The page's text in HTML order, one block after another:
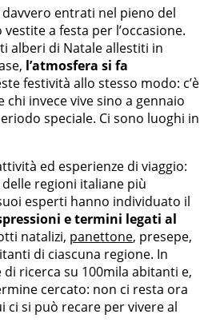
davvero entrati nel pieno del
a festa per l’occasione.
alberi di Natale allestiti in
l’atmosfera si fa
festività allo stesso modo: c’è
invece vive sino a gennaio
speciale. Ci sono luoghi in
ed esperienze di viaggio:
regioni italiane più
esperti hanno individuato il
e termini legati al
natalizi, panettone, presepe,
di ciascuna regione. In
ricerca su 100mila abitanti e,
cercato: non ci resta ora
ci si può recare per vivere al